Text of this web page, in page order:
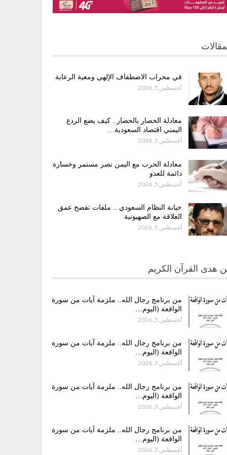
في محراب الاصطفاف الإلهي ومعية الرعاية
أغسطس 5, 2026
معادلة الحصار بالحصار.. كيف يضع الردع
اليمني اقتصاد السعودية…
أغسطس 5, 2026
معادلة الحرب مع اليمن نصر مستمر وخسارة
دائمة للعدو
أغسطس 5, 2026
خيانة النظام السعودي .. ملفات تفضح عمق
العلاقة مع الصهيونية
أغسطس 5, 2026
هدى القرآن الكريم
من برنامج رجال الله.. ملزمة آيات من سورة
الواقعة (اليوم…
أغسطس 5, 2026
من برنامج رجال الله.. ملزمة آيات من سورة
الواقعة (اليوم…
أغسطس 5, 2026
من برنامج رجال الله.. ملزمة آيات من سورة
الواقعة (اليوم…
أغسطس 3, 2026
من برنامج رجال الله.. ملزمة آيات من سورة
الواقعة (اليوم…
أغسطس 2, 2026